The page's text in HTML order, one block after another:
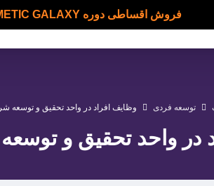
توسعه فردی وظایف افراد در واحد تحقیق و توسعه
در واحد تحقیق و
فروش اقساطی دوره COSMETIC GALAXY فعال شد! برای دیدن شرایط اینجا کلیک کنید